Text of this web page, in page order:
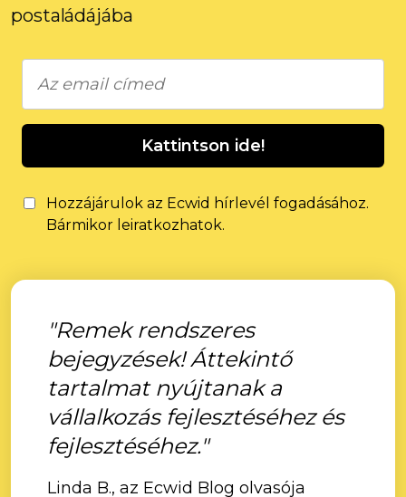
postaládájába
Kattintson ide!
Hozzájárulok az Ecwid hírlevél fogadásához.
Bármikor leiratkozhatok.
"Remek rendszeres
bejegyzések! Áttekintő
tartalmat nyújtanak a
vállalkozás fejlesztéséhez és
fejlesztéséhez."
Linda B., az Ecwid Blog olvasója